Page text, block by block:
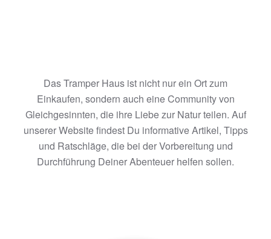
Das Tramper Haus ist nicht nur ein Ort zum
Einkaufen, sondern auch eine Community von
Gleichgesinnten, die ihre Liebe zur Natur teilen. Auf
unserer Website findest Du informative Artikel, Tipps
und Ratschläge, die bei der Vorbereitung und
Durchführung Deiner Abenteuer helfen sollen.